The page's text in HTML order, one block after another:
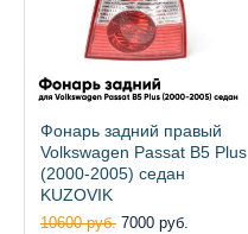
Фонарь задний правый
Volkswagen Passat B5 Plus
(2000-2005) седан
KUZOVIK
10600 руб. 7000 руб.